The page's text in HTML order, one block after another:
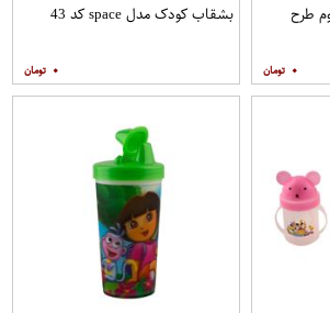
طرح
۰
بشقاب کودک مدل space کد 43
۰